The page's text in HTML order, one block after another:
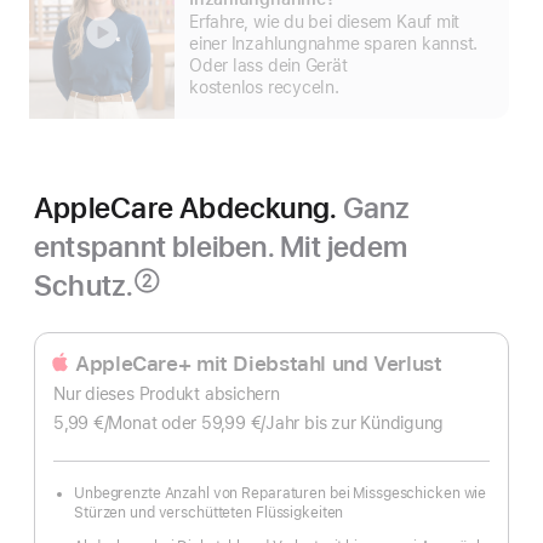
Erfahre, wie du bei diesem Kauf mit
einer Inzahlungnahme sparen kannst.
Oder lass dein Gerät
kostenlos recyceln.
anzeigen
AppleCare Abdeckung. Ganz
entspannt bleiben. Mit jedem
Schutz.②
AppleCare+ mit Diebstahl und Verlust
Nur dieses Produkt absichern
5,99 €/Monatpro
oder 59,99 €/Jahr Pro
bis zur Kündigung
Unbegrenzte Anzahl von Reparaturen bei Missgeschicken wie
Stürzen und verschütteten Flüssigkeiten